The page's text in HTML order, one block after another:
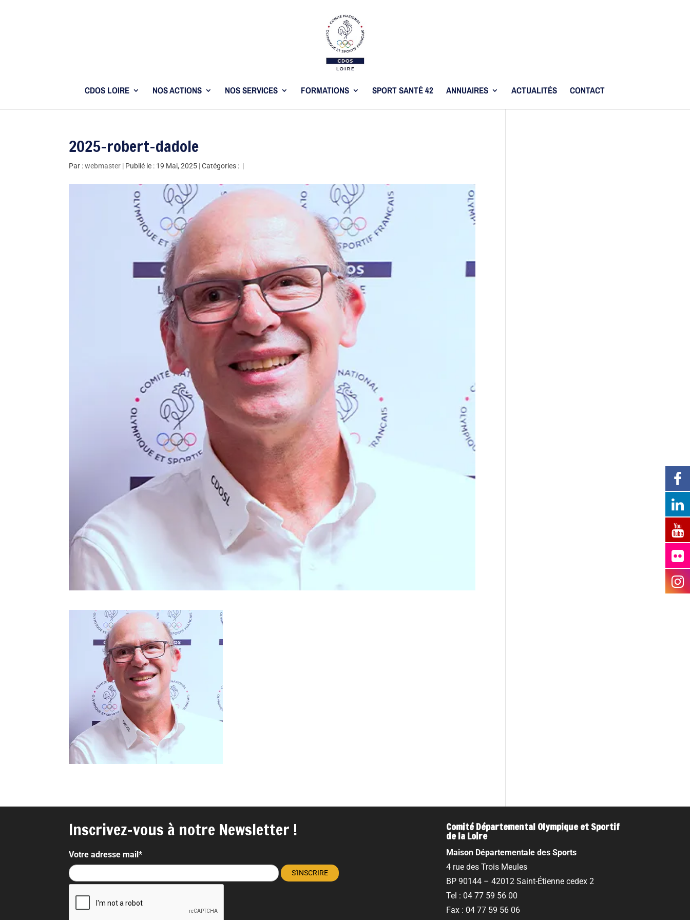
CDOS LOIRE NOS ACTIONS NOS SERVICES FORMATIONS SPORT SANTÉ 42 ANNUAIRES ACTUALITÉS CONTACT
2025-robert-dadole
Par :webmaster | Publié le : 19 Mai, 2025 | Catégories : |
Inscrivez-vous à notre Newsletter !
Votre adresse mail*
Comité Départemental Olympique et Sportif
de la Loire
Maison Départementale des Sports
4 rue des Trois Meules
BP 90144 – 42012 Saint-Étienne cedex 2
Tel : 04 77 59 56 00
Fax : 04 77 59 56 06